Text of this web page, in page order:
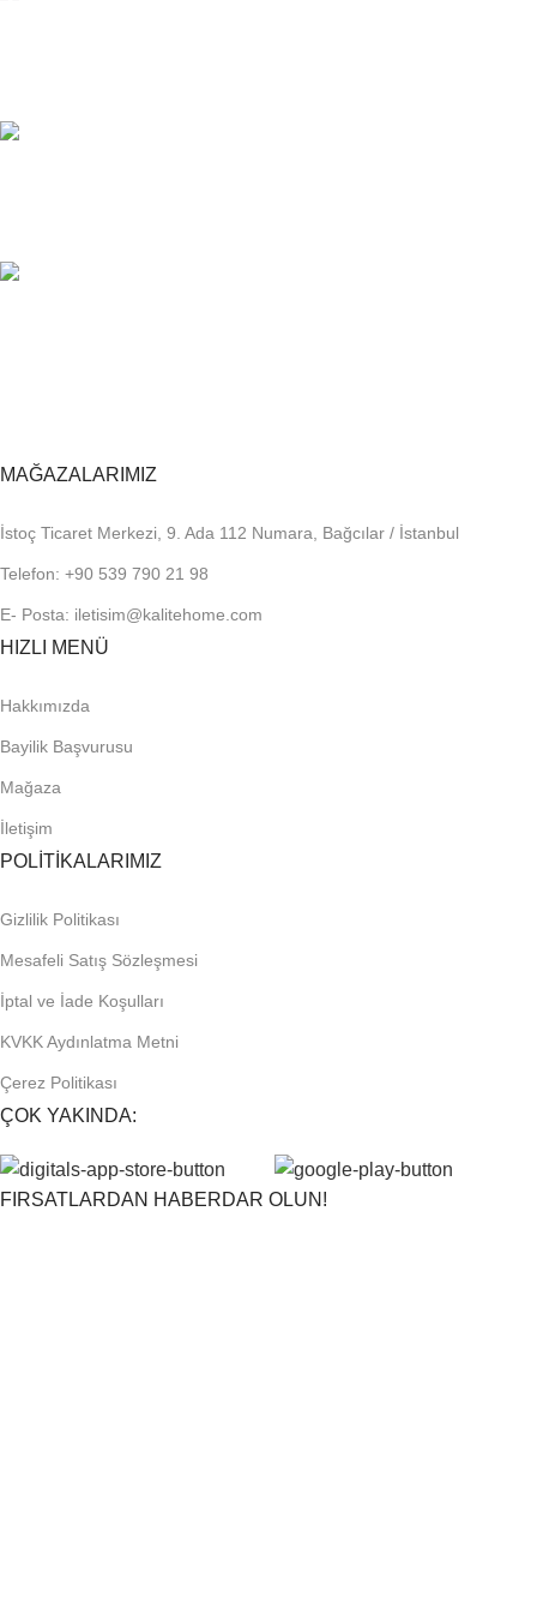
MAĞAZALARIMIZ
İstoç Ticaret Merkezi, 9. Ada 112 Numara, Bağcılar / İstanbul
Telefon: +90 539 790 21 98
E- Posta: iletisim@kalitehome.com
HIZLI MENÜ
Hakkımızda
Bayilik Başvurusu
Mağaza
İletişim
POLİTİKALARIMIZ
Gizlilik Politikası
Mesafeli Satış Sözleşmesi
İptal ve İade Koşulları
KVKK Aydınlatma Metni
Çerez Politikası
ÇOK YAKINDA:
FIRSATLARDAN HABERDAR OLUN!